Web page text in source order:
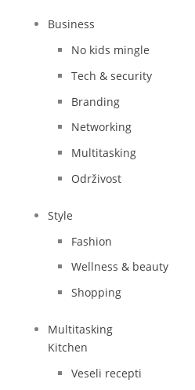
Business
No kids mingle
Tech & security
Branding
Networking
Multitasking
Održivost
Style
Fashion
Wellness & beauty
Shopping
Multitasking
Kitchen
Veseli recepti